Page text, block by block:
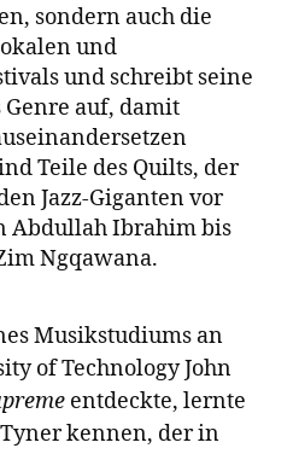
hat nie den
Labels
Musik zu
Kwazulu Natal
zusammen mit
sein eigenes
namens Gundu
dieses Label